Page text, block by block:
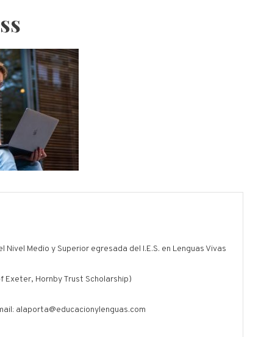
Medio y Superior egresada del I.E.S. en Lenguas Vivas
Exeter, Hornby Trust Scholarship)
alaporta@educacionylenguas.com